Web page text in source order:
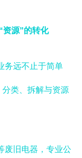
资源”的转化
务远不止于简单
分类、拆解与资源
废旧电器，专业公